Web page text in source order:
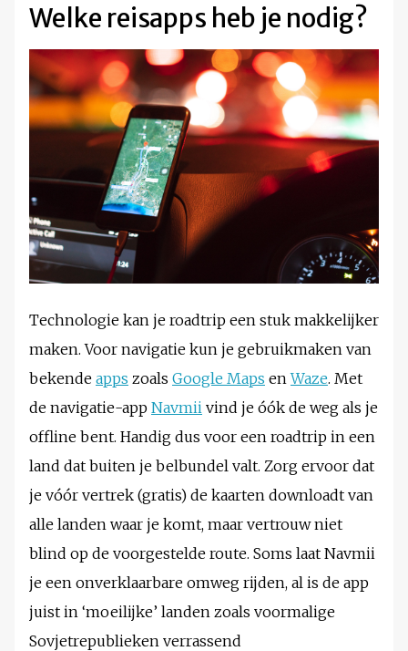
Welke reisapps heb je nodig?
Technologie kan je roadtrip een stuk makkelijker
maken. Voor navigatie kun je gebruikmaken van
bekende apps zoals Google Maps enWaze. Met
de navigatie-app Navmii vind je óók de weg als je
offline bent. Handig dus voor een roadtrip in een
land dat buiten je belbundel valt. Zorg ervoor dat
je vóór vertrek (gratis) de kaarten downloadt van
alle landen waar je komt, maar vertrouw niet
blind op de voorgestelde route. Soms laat Navmii
je een onverklaarbare omweg rijden, al is de app
juist in ‘moeilijke’ landen zoals voormalige
Sovjetrepublieken verrassend